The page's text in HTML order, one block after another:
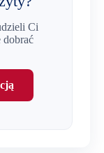
Ci
dobrać